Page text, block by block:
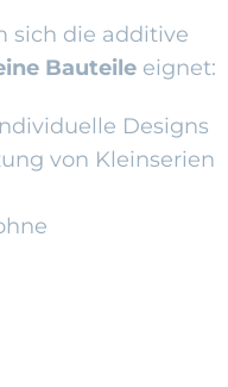
sich die additive
Bauteile eignet:
Designs
von Kleinserien